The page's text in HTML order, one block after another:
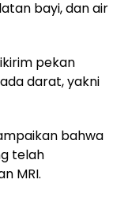
bayi, dan air
pekan
darat, yakni
bahwa
telah
MRI.